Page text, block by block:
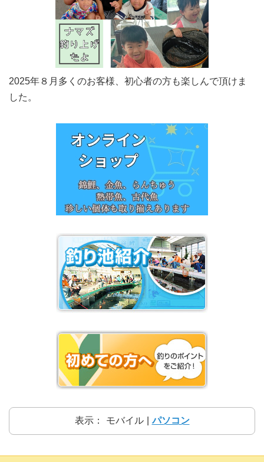
2025年８月多くのお客様、初心者の方も楽しんで頂けま
した。
表示： モバイル パソコン